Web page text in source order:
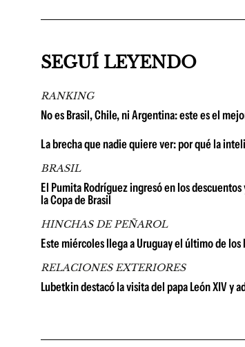
SEGUÍ LEYENDO
RANKING
No es Brasil, Chile, ni Argentina: este es el
La brecha que nadie quiere ver: por qué la
BRASIL
El Pumita Rodríguez ingresó en los
la Copa de Brasil
HINCHAS DE PEÑAROL
Este miércoles llega a Uruguay el último de
RELACIONES EXTERIORES
Lubetkin destacó la visita del papa León XIV y